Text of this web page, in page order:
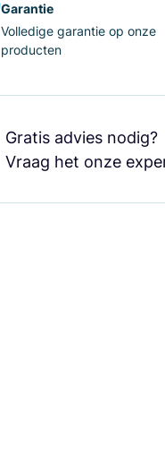
Garantie
Volledige garantie op onze
producten
Gratis advies
Vraag het onze